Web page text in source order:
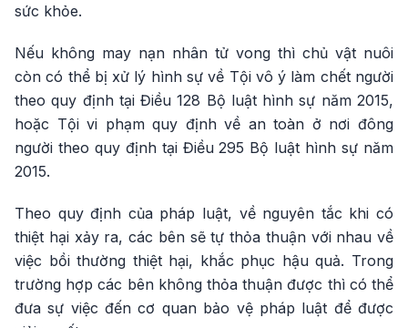
sức khỏe.
Nếu không may nạn nhân tử vong thì chủ vật nuôi
còn có thể bị xử lý hình sự về Tội vô ý làm chết người
theo quy định tại Điều 128 Bộ luật hình sự năm 2015,
hoặc Tội vi phạm quy định về an toàn ở nơi đông
người theo quy định tại Điều 295 Bộ luật hình sự năm
2015.
Theo quy định của pháp luật, về nguyên tắc khi có
thiệt hại xảy ra, các bên sẽ tự thỏa thuận với nhau về
việc bồi thường thiệt hại, khắc phục hậu quả. Trong
trường hợp các bên không thỏa thuận được thì có thể
đưa sự việc đến cơ quan bảo vệ pháp luật để được